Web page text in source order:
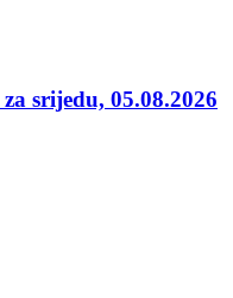
srijedu, 05.08.2026